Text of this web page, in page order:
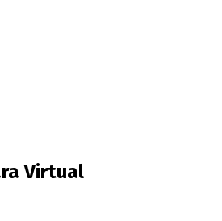
Virtual